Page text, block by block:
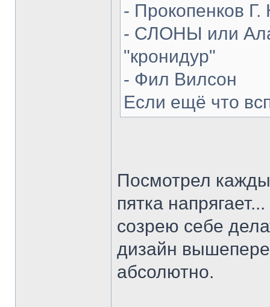
- Прокопенков Г.
- СЛОНЫ или
"кронидур"
- Фил Вилсон
Если ещё что
Посмотрел
пятка
созрею себе
дизайн
абсолютно.